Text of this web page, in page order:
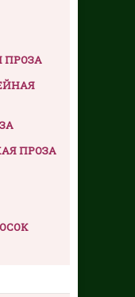
ПРОЗА
ПРОЗА